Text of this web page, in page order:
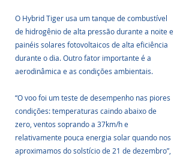
O Hybrid Tiger usa um tanque de combustível
de hidrogênio de alta pressão durante a noite e
painéis solares fotovoltaicos de alta eficiência
durante o dia. Outro fator importante é a
aerodinâmica e as condições ambientais.
“O voo foi um teste de desempenho nas piores
condições: temperaturas caindo abaixo de
zero, ventos soprando a 37km/h e
relativamente pouca energia solar quando nos
aproximamos do solstício de 21 de dezembro”,